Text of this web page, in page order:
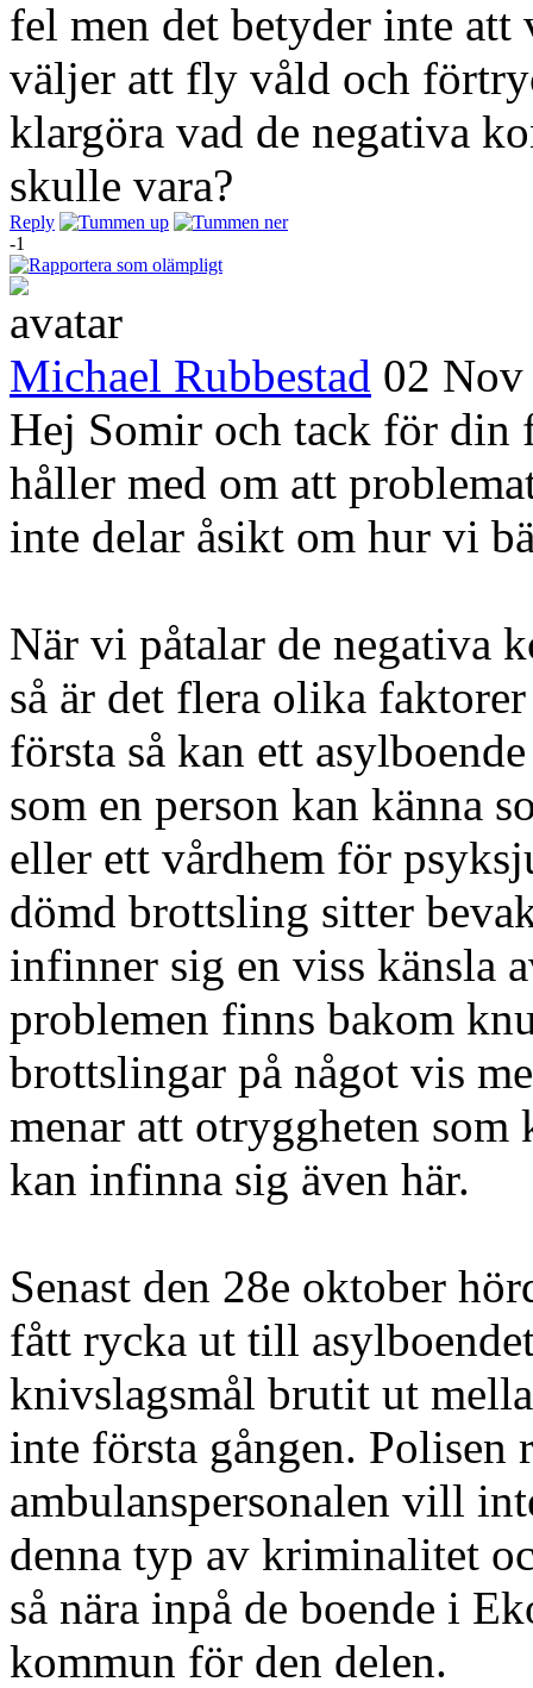
fel men det betyder inte
väljer att fly våld och
klargöra vad de negativa
skulle vara?
Reply
-1
Michael Rubbestad 02
Hej Somir och tack för din
håller med om att
inte delar åsikt om hur vi
När vi påtalar de negativa
så är det flera olika
första så kan ett
som en person kan känna
eller ett vårdhem för
dömd brottsling sitter
infinner sig en viss känsla
problemen finns bakom
brottslingar på något vis
menar att otryggheten
kan infinna sig även här.
Senast den 28e oktober
fått rycka ut till
knivslagsmål brutit ut
inte första gången. Polisen
ambulanspersonalen vill
denna typ av kriminalitet
så nära inpå de boende i
kommun för den delen.